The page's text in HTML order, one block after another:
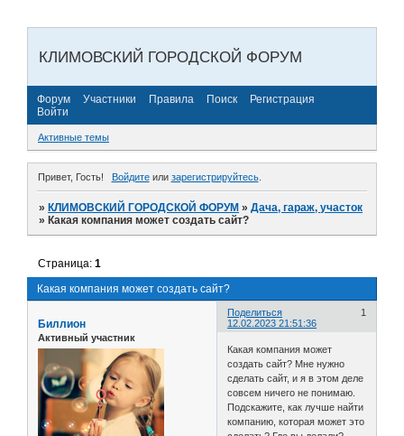
КЛИМОВСКИЙ ГОРОДСКОЙ ФОРУМ
Форум Участники Правила Поиск
Регистрация
Войти
Активные темы
Привет, Гость! Войдитеили зарегистрируйтесь.
»КЛИМОВСКИЙ ГОРОДСКОЙ ФОРУМ »Дача, гараж, участок
»Какая компания может создать сайт?
Какая компания может создать сайт?
Страница:1
Поделиться
1
12.02.2023 21:51:36
Биллион
Активный участник
Какая компания может
создать сайт? Мне нужно
сделать сайт, и я в этом деле
совсем ничего не понимаю.
Подскажите, как лучше найти
компанию, которая может это